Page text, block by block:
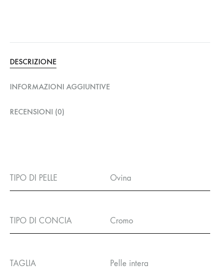
DESCRIZIONE
INFORMAZIONI AGGIUNTIVE
RECENSIONI (0)
TIPO DI PELLE Ovina
TIPO DI CONCIA Cromo
TAGLIA Pelle intera